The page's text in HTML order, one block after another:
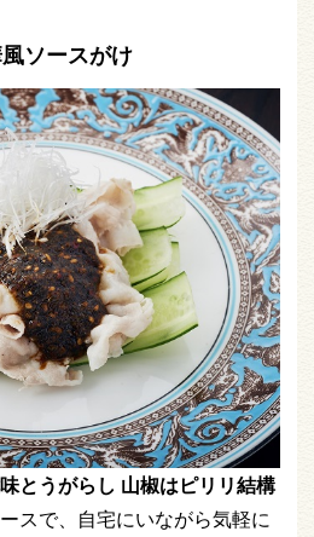
ソースがけ
とうがらし 山椒はピリリ結構
スで、自宅にいながら気軽に